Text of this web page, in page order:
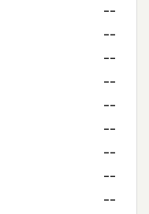
--
--
--
--
--
--
--
--
--